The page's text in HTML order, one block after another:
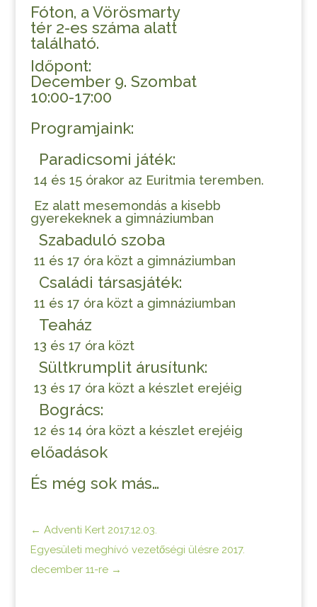
Fóton, a Vörösmarty
tér 2-es száma alatt
található.
Időpont:
December 9. Szombat
10:00-17:00
Programjaink:
Paradicsomi játék:
14 és 15 órakor az Euritmia teremben.
Ez alatt mesemondás a kisebb
gyerekeknek a gimnáziumban
Szabaduló szoba
11 és 17 óra közt a gimnáziumban
Családi társasjáték:
11 és 17 óra közt a gimnáziumban
Teaház
13 és 17 óra közt
Sültkrumplit árusítunk:
13 és 17 óra közt a készlet erejéig
Bogrács:
12 és 14 óra közt a készlet erejéig
előadások
És még sok más…
← Adventi Kert 2017.12.03.
Egyesületi meghívó vezetőségi ülésre 2017.
december 11-re→